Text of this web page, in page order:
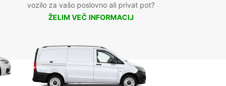
vozilo za vašo poslovno ali privat pot?
ŽELIM VEČ INFORMACIJ